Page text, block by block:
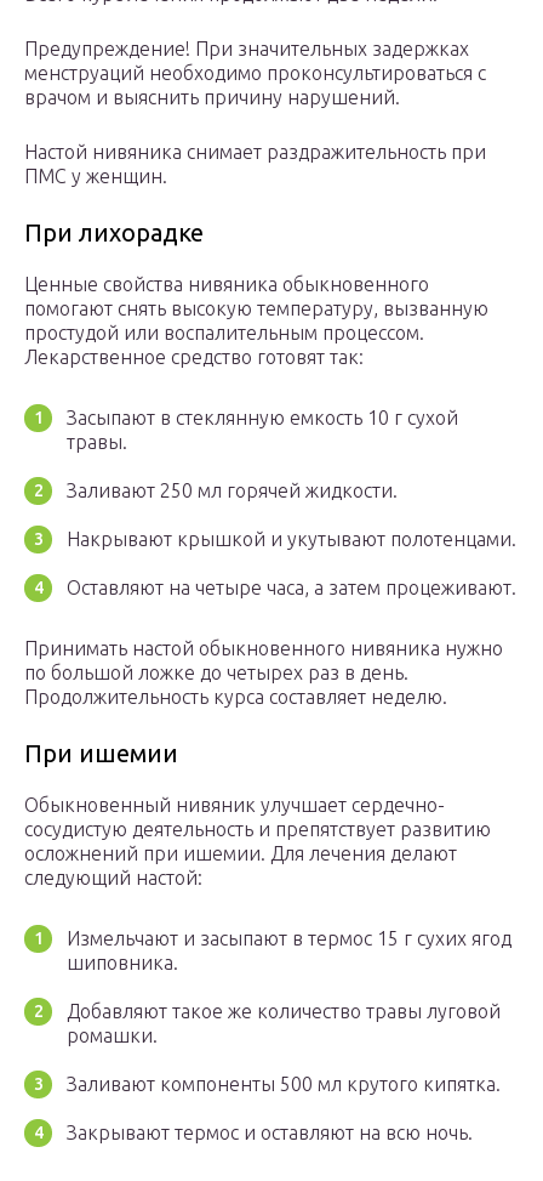
Предупреждение! При значительных задержках
менструаций необходимо проконсультироваться с
врачом и выяснить причину нарушений.
Настой нивяника снимает раздражительность при
ПМС у женщин.
При лихорадке
Ценные свойства нивяника обыкновенного
помогают снять высокую температуру, вызванную
простудой или воспалительным процессом.
Лекарственное средство готовят так:
Засыпают в стеклянную емкость 10 г сухой
травы.
Заливают 250 мл горячей жидкости.
Накрывают крышкой и укутывают полотенцами.
Оставляют на четыре часа, а затем процеживают.
Принимать настой обыкновенного нивяника нужно
по большой ложке до четырех раз в день.
Продолжительность курса составляет неделю.
При ишемии
Обыкновенный нивяник улучшает сердечно-
сосудистую деятельность и препятствует развитию
осложнений при ишемии. Для лечения делают
следующий настой:
Измельчают и засыпают в термос 15 г сухих ягод
шиповника.
Добавляют такое же количество травы луговой
ромашки.
Заливают компоненты 500 мл крутого кипятка.
Закрывают термос и оставляют на всю ночь.